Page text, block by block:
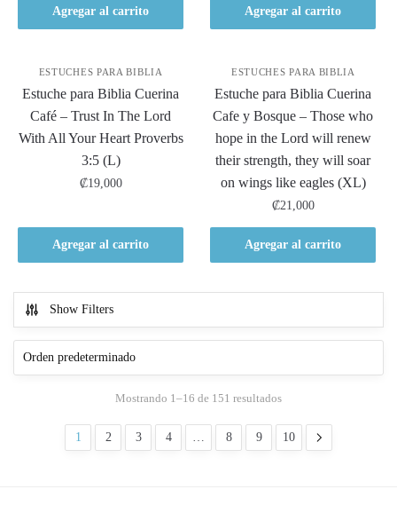
Agregar al carrito Agregar al carrito
ESTUCHES PARA BIBLIA
Estuche para Biblia Cuerina
Café – Trust In The Lord
With All Your Heart Proverbs
3:5 (L)
₡19,000
Agregar al carrito
ESTUCHES PARA BIBLIA
Estuche para Biblia Cuerina
Cafe y Bosque – Those who
hope in the Lord will renew
their strength, they will soar
on wings like eagles (XL)
₡21,000
Agregar al carrito
Show Filters
Mostrando 1–16 de 151 resultados
1 2 3 4 … 8 9 10